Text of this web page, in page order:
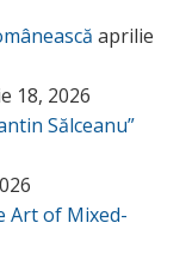
aprilie
18, 2026
Sălceanu”
Art of Mixed-